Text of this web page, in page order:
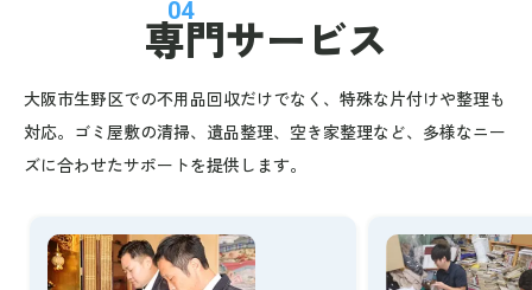
04
専門サービス
大阪市生野区での不用品回収だけでなく、特殊な片付けや整理も
対応。ゴミ屋敷の清掃、遺品整理、空き家整理など、多様なニー
ズに合わせたサポートを提供します。